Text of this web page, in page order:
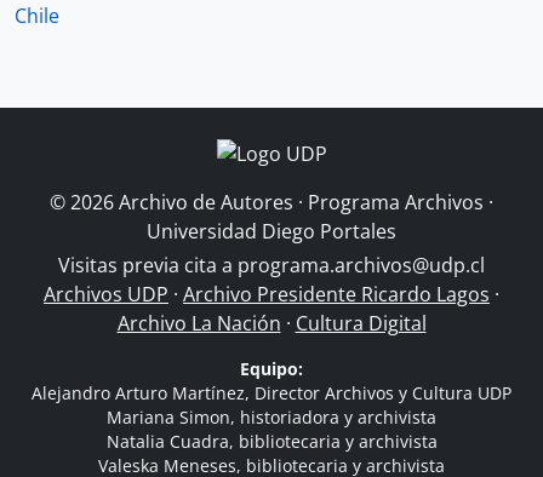
Chile
© 2026 Archivo de Autores · Programa Archivos ·
Universidad Diego Portales
Visitas previa cita a programa.archivos@udp.cl
Archivos UDP · Archivo Presidente Ricardo Lagos ·
Archivo La Nación · Cultura Digital
Equipo:
Alejandro Arturo Martínez, Director Archivos y Cultura UDP
Mariana Simon, historiadora y archivista
Natalia Cuadra, bibliotecaria y archivista
Valeska Meneses, bibliotecaria y archivista